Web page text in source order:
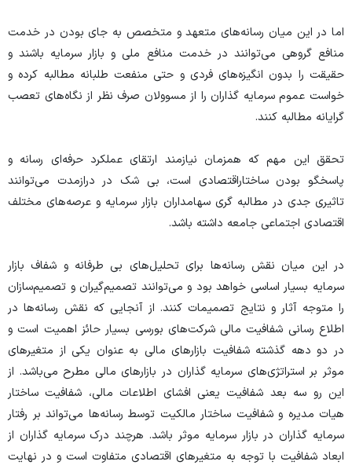
اما در این میان رسانه‌های متعهد و متخصص به جای بودن در خدمت
منافع گروهی می‌توانند در خدمت منافع ملی و بازار سرمایه باشند و
حقیقت را بدون انگیزه‌های فردی و حتی منفعت طلبانه مطالبه کرده و
خواست عموم سرمایه گذاران را از مسوولان صرف نظر از نگاه‌های تعصب
گرایانه مطالبه کنند.
تحقق این مهم که همزمان نیازمند ارتقای عملکرد حرفه‌ای رسانه و
پاسخگو بودن ساختاراقتصادی است، بی شک در درازمدت می‌توانند
تاثیری جدی در مطالبه گری سهامداران بازار سرمایه و عرصه‌های مختلف
اقتصادی اجتماعی جامعه داشته باشد.
در این میان نقش رسانه‌ها برای تحلیل‌های بی طرفانه و شفاف بازار
سرمایه بسیار اساسی خواهد بود و می‌توانند تصمیم‌گیران و تصمیم‌سازان
را متوجه آثار و نتایج تصمیمات کنند. از آنجایی که نقش رسانه‌ها در
اطلاع رسانی شفافیت مالی شرکت‌های بورسی بسیار حائز اهمیت است و
در دو دهه گذشته شفافیت بازار‌های مالی به عنوان یکی از متغیر‌های
موثر بر استراتژی‌های سرمایه گذاران در بازار‌های مالی مطرح می‌باشد. از
این رو سه بعد شفافیت یعنی افشای اطلاعات مالی، شفافیت ساختار
هیات مدیره و شفافیت ساختار مالکیت توسط رسانه‌ها می‌تواند بر رفتار
سرمایه گذاران در بازار سرمایه موثر باشد. هرچند درک سرمایه گذاران از
ابعاد شفافیت با توجه به متغیر‌های اقتصادی متفاوت است و در نهایت